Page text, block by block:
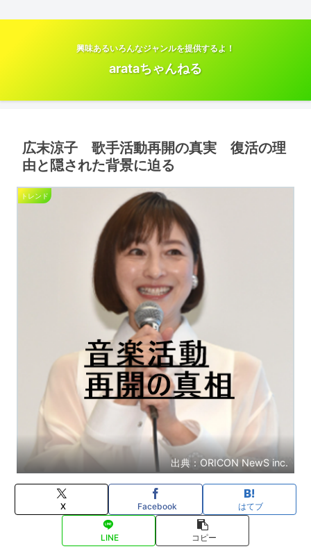
興味あるいろんなジャンルを提供するよ！
arataちゃんねる
広末涼子 歌手活動再開の真実 復活の理
由と隠された背景に迫る
トレンド
出典：ORICON NewS inc.
X Facebook はてブ
LINE コピー